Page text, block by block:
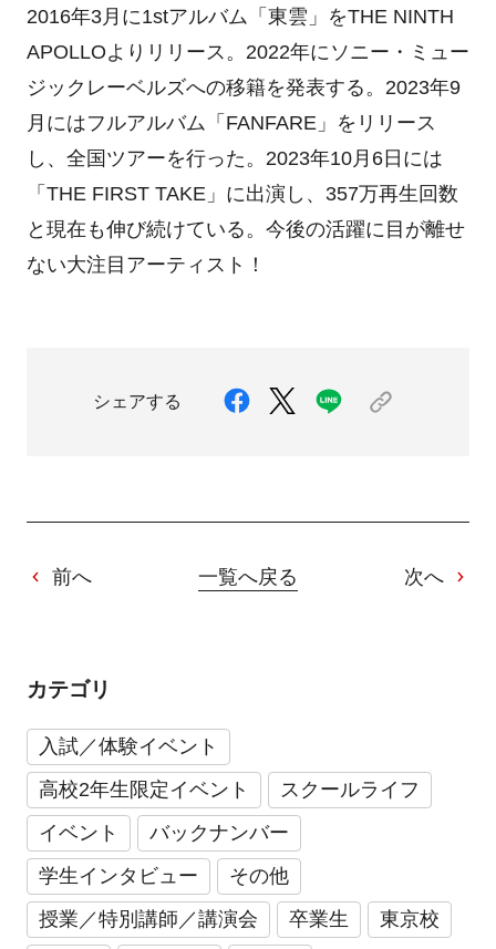
2016年3月に1stアルバム「東雲」をTHE NINTH
APOLLOよりリリース。2022年にソニー・ミュー
ジックレーベルズへの移籍を発表する。2023年9
月にはフルアルバム「FANFARE」をリリース
し、全国ツアーを行った。2023年10月6日には
「THE FIRST TAKE」に出演し、357万再生回数
と現在も伸び続けている。今後の活躍に目が離せ
ない大注目アーティスト！
シェアする
前へ 一覧へ戻る 次へ
カテゴリ
入試／体験イベント
高校2年生限定イベント
スクールライフ
イベント
バックナンバー
学生インタビュー
その他
授業／特別講師／講演会
卒業生
東京校